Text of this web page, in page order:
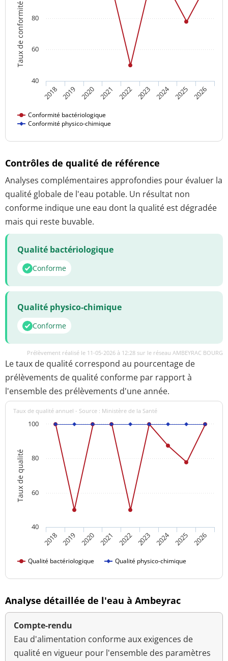
Taux de conformité
Conformité bactériologique
Conformité physico-chimique
2018 2019 2020 2021 2022 2023 2024 2025 2026
40
60
80
Contrôles de qualité de référence
Analyses complémentaires approfondies pour évaluer la
qualité globale de l'eau potable. Un résultat non
conforme indique une eau dont la qualité est dégradée
mais qui reste buvable.
Qualité bactériologique
Conforme
Qualité physico-chimique
Conforme
Prélèvement réalisé le 11-05-2026 à 12:28 sur le réseau AMBEYRAC BOURG
Le taux de qualité correspond au pourcentage de
prélèvements de qualité conforme par rapport à
l'ensemble des prélèvements d'une année.
Taux de qualité
Taux de qualité annuel - Source : Ministère de la Santé
Qualité bactériologique Qualité physico-chimique
2018 2019 2020 2021 2022 2023 2024 2025 2026
40
60
80
100
Analyse détaillée de l'eau à Ambeyrac
Compte-rendu
Eau d'alimentation conforme aux exigences de
qualité en vigueur pour l'ensemble des paramètres